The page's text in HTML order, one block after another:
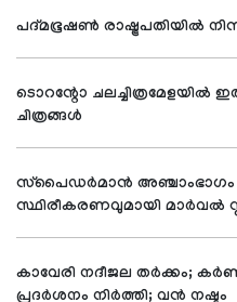
പദ്മഭൂഷണ്‍ രാഷ്ട്രപതിയില്‍ നിന്ന്
ടൊറന്റോ
ചിത്രങ്ങള്‍
സ്‌പൈഡര്‍മാന്‍ അഞ്ചാംഭാഗം
സ്ഥിരീകരണവുമായി മാര്‍വല്‍
കാവേരി നദീജല തര്‍ക്കം;
പ്രദര്‍ശനം നിര്‍ത്തി; വന്‍ നഷ്ടം